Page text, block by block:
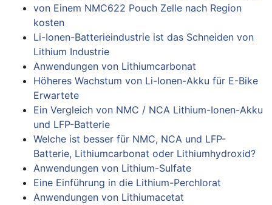
von Einem NMC622 Pouch Zelle nach Region
kosten
Li-Ionen-Batterieindustrie ist das Schneiden von
Lithium Industrie
Anwendungen von Lithiumcarbonat
Höheres Wachstum von Li-Ionen-Akku für E-Bike
Erwartete
Ein Vergleich von NMC / NCA Lithium-Ionen-Akku
und LFP-Batterie
Welche ist besser für NMC, NCA und LFP-
Batterie, Lithiumcarbonat oder Lithiumhydroxid?
Anwendungen von Lithium-Sulfate
Eine Einführung in die Lithium-Perchlorat
Anwendungen von Lithiumacetat